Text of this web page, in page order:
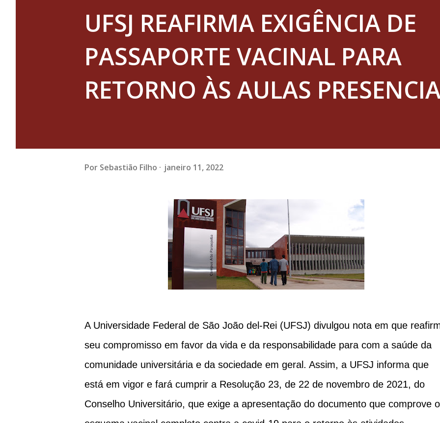
UFSJ REAFIRMA EXIGÊNCIA DE
PASSAPORTE VACINAL PARA
RETORNO ÀS AULAS
Por Sebastião Filho janeiro 11, 2022
A Universidade Federal de São João del-Rei (UFSJ) divulgou nota em que
seu compromisso em favor da vida e da responsabilidade para com a saúde da
comunidade universitária e da sociedade em geral. Assim, a UFSJ informa que
está em vigor e fará cumprir a Resolução 23, de 22 de novembro de 2021, do
Conselho Universitário, que exige a apresentação do documento que comprove o